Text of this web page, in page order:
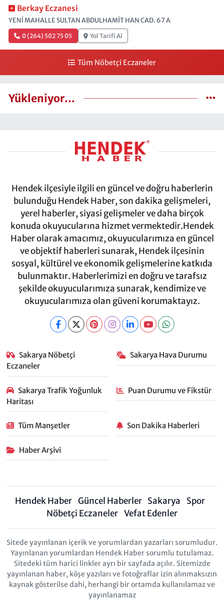
Berkay Eczanesi
YENİ MAHALLE SULTAN ABDULHAMİT HAN CAD. 67 A
0 (264) 502 75 05 Yol Tarifi Al
Tüm Nöbetçi Eczaneler
Yükleniyor...
Hendek ilçesiyle ilgili en güncel ve doğru haberlerin
bulunduğu Hendek Haber, son dakika gelişmeleri,
yerel haberler, siyasi gelişmeler ve daha birçok
konuda okuyucularına hizmet vermektedir.Hendek
Haber olarak amacımız, okuyucularımıza en güncel
ve objektif haberleri sunarak, Hendek ilçesinin
sosyal, kültürel ve ekonomik gelişmelerine katkıda
bulunmaktır. Haberlerimizi en doğru ve tarafsız
şekilde okuyucularımıza sunarak, kendimize ve
okuyucularımıza olan güveni korumaktayız.
Sakarya Nöbetçi
Eczaneler
Sakarya Hava Durumu
Sakarya Trafik Yoğunluk
Haritası
Puan Durumu ve Fikstür
Tüm Manşetler Son Dakika Haberleri
Haber Arşivi
Hendek Haber Güncel Haberler Sakarya
Spor
Nöbetçi Eczaneler Vefat Edenler
Sitede yayınlanan içerik ve yorumlardan yazarları sorumludur.
Yayınlanan yorumlardan Hendek Haber sorumlu tutulamaz.
Sitedeki tüm harici linkler ayrı bir sayfada açılır. Sitemizde
yayınlanan haber, köşe yazıları ve fotoğraflar izin alınmaksızın
kaynak gösterilse dahi, herhangi bir ortamda kullanılamaz ve
yayınlanamaz